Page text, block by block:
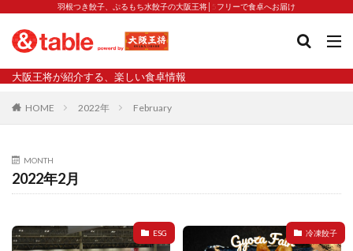
羽根つき餃子、ぷるもち水餃子の大阪王将│5フリーで食卓へお届け
大阪王将が紹介する、楽しい食卓情報
HOME 2022年 February
MONTH
2022年2月
ESG 冷凍餃子
タグ
2023新商品 炒飯の素
減塩
渡韓 渡韓ごっこ 炒飯
焼きそば
焼売と飲みたい
白くなる
小籠包
大阪王将 背徳のバターすぎるぎょうざ
夫婦
宇都宮
宮崎辛麺 宮崎餃子
小籠包と飲みたい